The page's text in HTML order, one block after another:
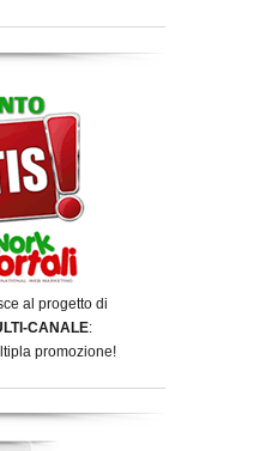
al progetto di
CANALE:
promozione!